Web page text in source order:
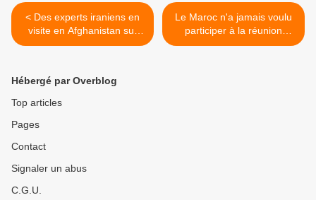
< Des experts iraniens en
visite en Afghanistan sur
fond de différend relatif aux
Le Maroc n'a jamais voulu
participer à la réunion
"BRICS/Afrique" (officiels) >
Hébergé par Overblog
Top articles
Pages
Contact
Signaler un abus
C.G.U.